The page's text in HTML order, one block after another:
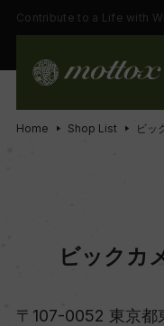
Contribute to a Life with
Home Shop List ビッ
ビックカ
〒107-0052 東京都